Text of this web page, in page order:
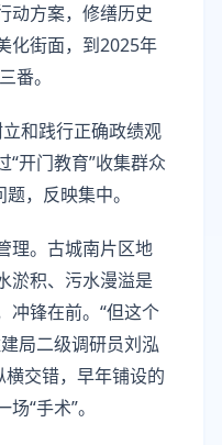
动方案，修缮历史
化街面，到2025年
番。
立和践行正确政绩观
“开门教育”收集群众
，反映集中。
理。古城南片区地
淤积、污水漫溢是
冲锋在前。“但这个
局二级调研员刘泓
交错，早年铺设的
“手术”。